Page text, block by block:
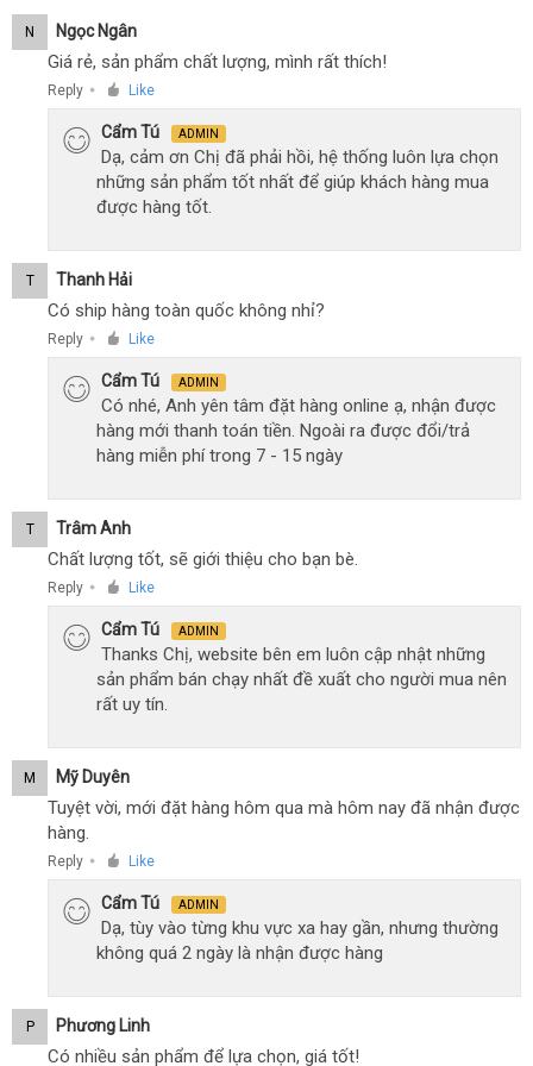
N Ngọc Ngân
Giá rẻ, sản phẩm chất lượng, mình rất thích!
Reply ● Like
Cẩm Tú ADMIN
Dạ, cảm ơn Chị đã phải hồi, hệ thống luôn lựa chọn
những sản phẩm tốt nhất để giúp khách hàng mua
được hàng tốt.
T Thanh Hải
Có ship hàng toàn quốc không nhỉ?
Reply ● Like
Cẩm Tú ADMIN
Có nhé, Anh yên tâm đặt hàng online ạ, nhận được
hàng mới thanh toán tiền. Ngoài ra được đổi/trả
hàng miễn phí trong 7 - 15 ngày
T Trâm Anh
Chất lượng tốt, sẽ giới thiệu cho bạn bè.
Reply ● Like
Cẩm Tú ADMIN
Thanks Chị, website bên em luôn cập nhật những
sản phẩm bán chạy nhất đề xuất cho người mua nên
rất uy tín.
M Mỹ Duyên
Tuyệt vời, mới đặt hàng hôm qua mà hôm nay đã nhận được
hàng.
Reply ● Like
Cẩm Tú ADMIN
Dạ, tùy vào từng khu vực xa hay gần, nhưng thường
không quá 2 ngày là nhận được hàng
P Phương Linh
Có nhiều sản phẩm để lựa chọn, giá tốt!